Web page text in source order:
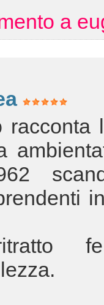
a
racconta